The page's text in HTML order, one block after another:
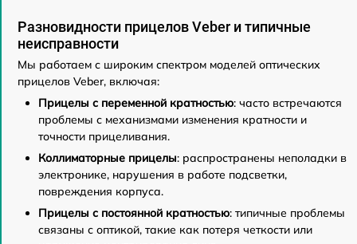
Разновидности прицелов Veber и типичные
неисправности
Мы работаем с широким спектром моделей оптических
прицелов Veber, включая:
Прицелы с переменной кратностью: часто встречаются
проблемы с механизмами изменения кратности и
точности прицеливания.
Коллиматорные прицелы: распространены неполадки в
электронике, нарушения в работе подсветки,
повреждения корпуса.
Прицелы с постоянной кратностью: типичные проблемы
связаны с оптикой, такие как потеря четкости или